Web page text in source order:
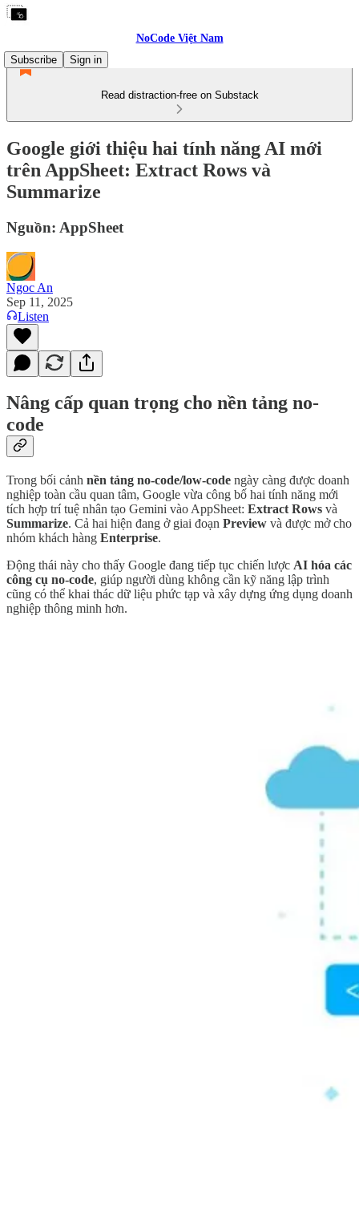
NoCode Việt Nam
Subscribe
Sign in
Read distraction-free on Substack
Google giới thiệu hai tính năng AI mới
trên AppSheet: Extract Rows và
Summarize
Nguồn: AppSheet
Ngoc An
Sep 11, 2025
Listen
Nâng cấp quan trọng cho nền tảng no-
code
Trong bối cảnh nền tảng no-code/low-code ngày càng được doanh
nghiệp toàn cầu quan tâm, Google vừa công bố hai tính năng mới
tích hợp trí tuệ nhân tạo Gemini vào AppSheet: Extract Rows và
Summarize. Cả hai hiện đang ở giai đoạn Preview và được mở cho
nhóm khách hàng Enterprise.
Động thái này cho thấy Google đang tiếp tục chiến lược AI hóa các
công cụ no-code, giúp người dùng không cần kỹ năng lập trình
cũng có thể khai thác dữ liệu phức tạp và xây dựng ứng dụng doanh
nghiệp thông minh hơn.